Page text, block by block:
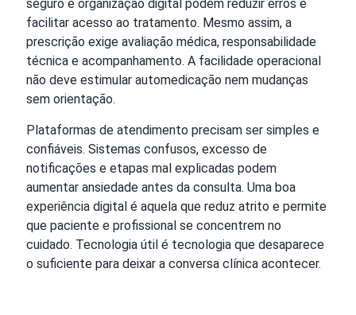
seguro e organização digital podem reduzir erros e
facilitar acesso ao tratamento. Mesmo assim, a
prescrição exige avaliação médica, responsabilidade
técnica e acompanhamento. A facilidade operacional
não deve estimular automedicação nem mudanças
sem orientação.
Plataformas de atendimento precisam ser simples e
confiáveis. Sistemas confusos, excesso de
notificações e etapas mal explicadas podem
aumentar ansiedade antes da consulta. Uma boa
experiência digital é aquela que reduz atrito e permite
que paciente e profissional se concentrem no
cuidado. Tecnologia útil é tecnologia que desaparece
o suficiente para deixar a conversa clínica acontecer.